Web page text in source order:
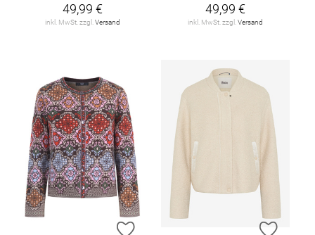
49,99 €
inkl. MwSt. zzgl. Versand
49,99 €
inkl. MwSt. zzgl. Versand
ZUR WUNSCHLISTE HINZUFÜGEN
ZUR